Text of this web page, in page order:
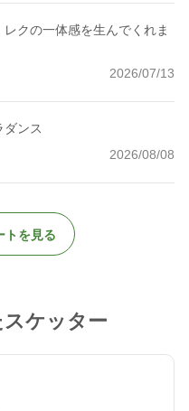
クの一体感を生んでくれま
2026/07/13
ダンス
2026/08/08
トを見る
ケッター